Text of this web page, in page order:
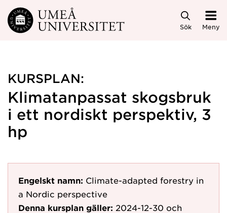
Hoppa direkt till innehållet
Sök Meny
KURSPLAN:
Klimatanpassat skogsbruk
i ett nordiskt perspektiv, 3
hp
Engelskt namn: Climate-adapted forestry in
a Nordic perspective
Denna kursplan gäller: 2024-12-30 och